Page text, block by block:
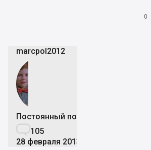
0
marcpol2012
Постоянный пользователь
105
28 февраля 2013